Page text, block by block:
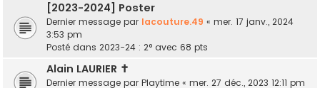
[2023-2024] Poster
Dernier message par lacouture.49 « mer. 17 janv., 2024
3:53 pm
Posté dans 2023-24 : 2° avec 68 pts
Alain LAURIER ✝
Dernier message par Playtime « mer. 27 déc., 2023 12:11 pm